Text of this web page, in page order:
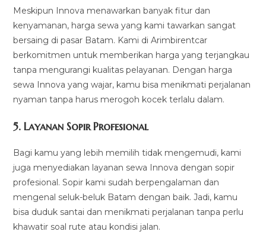
Meskipun Innova menawarkan banyak fitur dan
kenyamanan, harga sewa yang kami tawarkan sangat
bersaing di pasar Batam. Kami di Arimbirentcar
berkomitmen untuk memberikan harga yang terjangkau
tanpa mengurangi kualitas pelayanan. Dengan harga
sewa Innova yang wajar, kamu bisa menikmati perjalanan
nyaman tanpa harus merogoh kocek terlalu dalam.
5.Layanan Sopir Profesional
Bagi kamu yang lebih memilih tidak mengemudi, kami
juga menyediakan layanan sewa Innova dengan sopir
profesional. Sopir kami sudah berpengalaman dan
mengenal seluk-beluk Batam dengan baik. Jadi, kamu
bisa duduk santai dan menikmati perjalanan tanpa perlu
khawatir soal rute atau kondisi jalan.